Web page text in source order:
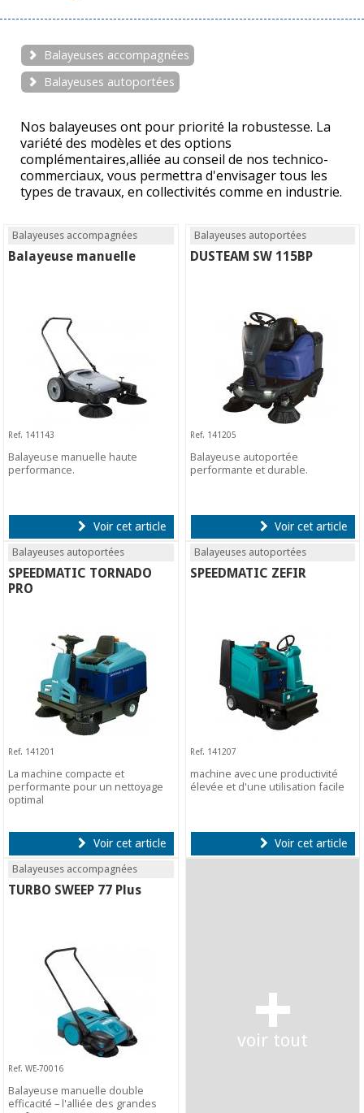
Balayeuses accompagnées
Balayeuses autoportées
Nos balayeuses ont pour priorité la robustesse. La
variété des modèles et des options
complémentaires,alliée au conseil de nos technico-
commerciaux, vous permettra d'envisager tous les
types de travaux, en collectivités comme en industrie.
Balayeuses accompagnées
Balayeuse manuelle
Ref. 141143
Balayeuse manuelle haute
performance.
Voir cet article
Balayeuses autoportées
DUSTEAM SW 115BP
Ref. 141205
Balayeuse autoportée
performante et durable.
Voir cet article
Balayeuses autoportées
SPEEDMATIC TORNADO
PRO
Ref. 141201
La machine compacte et
performante pour un nettoyage
optimal
Voir cet article
Balayeuses autoportées
SPEEDMATIC ZEFIR
Ref. 141207
machine avec une productivité
élevée et d'une utilisation facile
Voir cet article
Balayeuses accompagnées
TURBO SWEEP 77 Plus
Ref. WE-70016
Balayeuse manuelle double
efficacité – l'alliée des grandes
+
voir tout